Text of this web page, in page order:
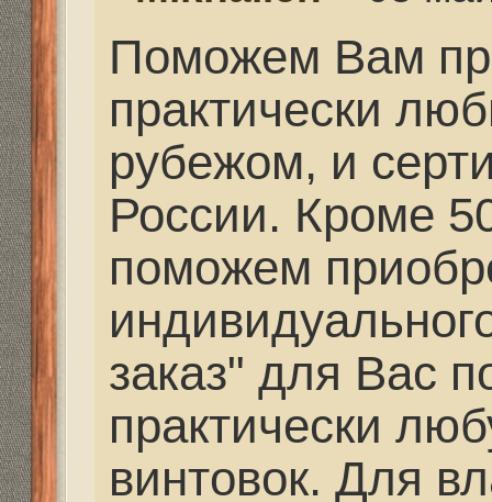
поможем приобрести
индивидуального
заказ" для Вас по
практически любую
винтовок. Для
нарезное охотничье
Для того, чтобы
зарегистрируйтесь.
Последний раз
сен 2013, 22:55, всего